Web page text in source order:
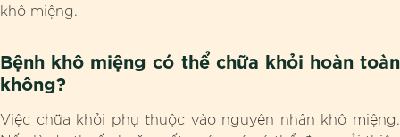
khô miệng.
Bệnh khô miệng có thể chữa khỏi hoàn toàn
không?
Việc chữa khỏi phụ thuộc vào nguyên nhân khô miệng.